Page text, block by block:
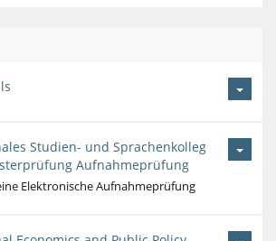
Studien- und Sprachenkolleg
Aufnahmeprüfung
Elektronische Aufnahmeprüfung